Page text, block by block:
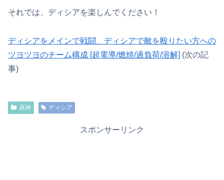
それでは、ディシアを楽しんでください！
ディシアをメインで戦闘、ディシアで敵を殴りたい方への
ツヨツヨのチーム構成 [超電導/燃焼/過負荷/溶解] (次の記
事)
原神 ディシア
スポンサーリンク